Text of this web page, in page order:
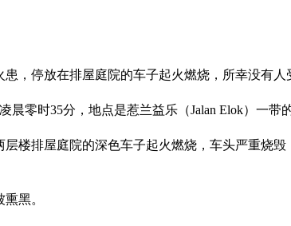
，停放在排屋庭院的车子起火燃烧，所幸没有人
晨零时35分，地点是惹兰益乐（Jalan Elok）一带
楼排屋庭院的深色车子起火燃烧，车头严重烧
黑。